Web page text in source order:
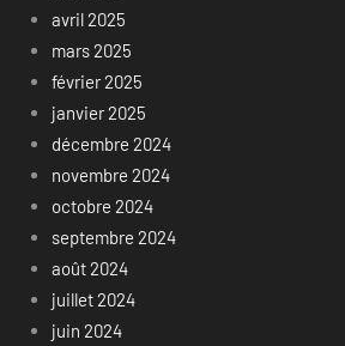
avril 2025
mars 2025
février 2025
janvier 2025
décembre 2024
novembre 2024
octobre 2024
septembre 2024
août 2024
juillet 2024
juin 2024